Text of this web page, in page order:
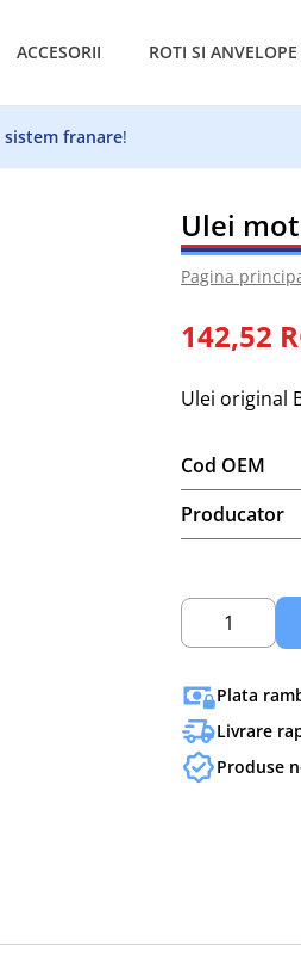
ACCESORII ROTI SI ANVELOPE
sistem franare!
Ulei
Pagina
142,52
Ulei original
Cod OEM
Producator
1
Plata
Livrare
Produse